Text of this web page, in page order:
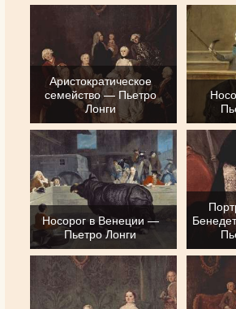
Аристократическое
семейство — Пьетро
Лонги
Носорог в Венеции —
Пьетро Лонги